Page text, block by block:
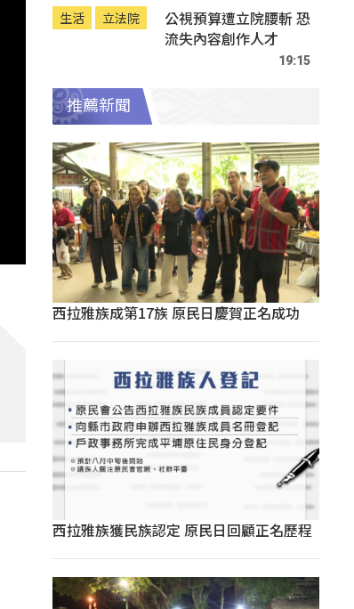
生活 立法院
公視預算遭立院腰斬 恐
流失內容創作人才
19:15
推薦新聞
西拉雅族成第17族 原民日慶賀正名成功
西拉雅族獲民族認定 原民日回顧正名歷程